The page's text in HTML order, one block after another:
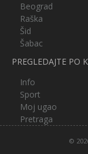
Beograd
Raška
Šid
Šabac
PREGLEDAJTE PO
Info
Sport
Moj ugao
Pretraga
©